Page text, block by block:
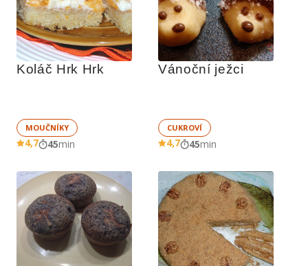
Koláč Hrk Hrk
MOUČNÍKY
4,7 45min
Vánoční ježci
CUKROVÍ
4,7 45min